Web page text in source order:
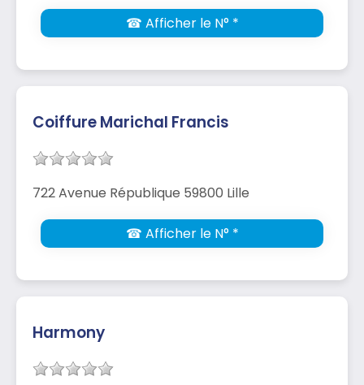
☎ Afficher le N° *
Coiffure Marichal Francis
722 Avenue République 59800 Lille
☎ Afficher le N° *
Harmony